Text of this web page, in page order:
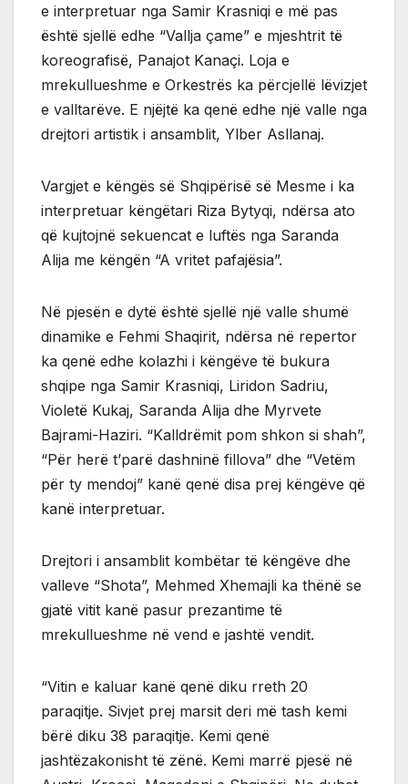
e interpretuar nga Samir Krasniqi e më pas
është sjellë edhe “Vallja çame” e mjeshtrit të
koreografisë, Panajot Kanaçi. Loja e
mrekullueshme e Orkestrës ka përcjellë lëvizjet
e valltarëve. E njëjtë ka qenë edhe një valle nga
drejtori artistik i ansamblit, Ylber Asllanaj.
Vargjet e këngës së Shqipërisë së Mesme i ka
interpretuar këngëtari Riza Bytyqi, ndërsa ato
që kujtojnë sekuencat e luftës nga Saranda
Alija me këngën “A vritet pafajësia”.
Në pjesën e dytë është sjellë një valle shumë
dinamike e Fehmi Shaqirit, ndërsa në repertor
ka qenë edhe kolazhi i këngëve të bukura
shqipe nga Samir Krasniqi, Liridon Sadriu,
Violetë Kukaj, Saranda Alija dhe Myrvete
Bajrami-Haziri. “Kalldrëmit pom shkon si shah”,
“Për herë t’parë dashninë fillova” dhe “Vetëm
për ty mendoj” kanë qenë disa prej këngëve që
kanë interpretuar.
Drejtori i ansamblit kombëtar të këngëve dhe
valleve “Shota”, Mehmed Xhemajli ka thënë se
gjatë vitit kanë pasur prezantime të
mrekullueshme në vend e jashtë vendit.
“Vitin e kaluar kanë qenë diku rreth 20
paraqitje. Sivjet prej marsit deri më tash kemi
bërë diku 38 paraqitje. Kemi qenë
jashtëzakonisht të zënë. Kemi marrë pjesë në